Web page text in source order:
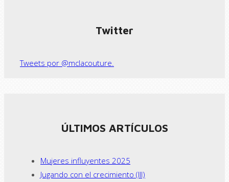
Twitter
Tweets por @mclacouture.
ÚLTIMOS ARTÍCULOS
Mujeres influyentes 2025
Jugando con el crecimiento (III)